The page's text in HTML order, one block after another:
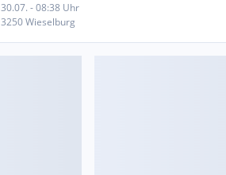
30.07. - 08:38 Uhr
3250 Wieselburg